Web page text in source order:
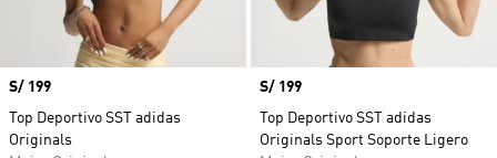
Precio
S/ 199
Top Deportivo SST adidas
Originals
Precio
S/ 199
Top Deportivo SST adidas
Originals Sport Soporte Ligero